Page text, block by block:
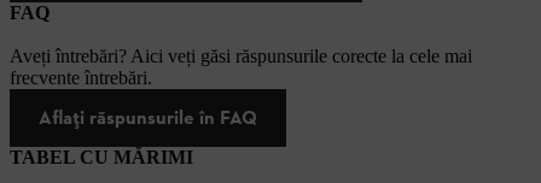
FAQ
Aveți întrebări? Aici veți găsi răspunsurile corecte la cele mai
frecvente întrebări.
Aflați răspunsurile în FAQ
TABEL CU MĂRIMI